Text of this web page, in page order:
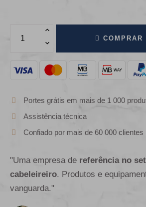
COMPRAR
Portes grátis em mais de 1 000
Assistência técnica
Confiado por mais de 60 000 clientes
"Uma empresa de referência no
cabeleireiro. Produtos e
vanguarda."